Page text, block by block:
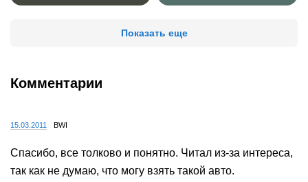
Показать еще
Комментарии
15.03.2011 BWI
Спасибо, все толково и понятно. Читал из-за интереса,
так как не думаю, что могу взять такой авто.